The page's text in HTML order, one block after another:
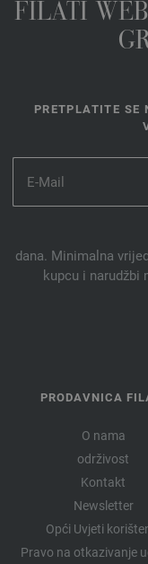
FILATI
PRETPLATITE SE
dana. Minimalna
kupcu i
PRODAVNICA
O nama
održivost
Kontakt
Newsletter
Opći Uvjeti
Pravo na otkazivanje